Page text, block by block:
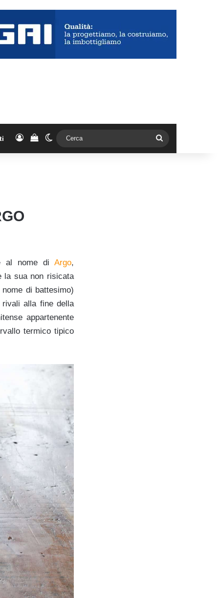
AccediVedi il carrello
Cambia aspetto
al nome di Argo,
la sua non risicata
di battesimo)
rivali alla fine della
appartenente
termico tipico